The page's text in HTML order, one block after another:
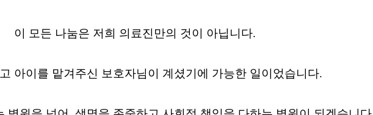
이 모든 나눔은 저희 의료진만의 것이 아닙니다.
아이를 맡겨주신 보호자님이 계셨기에 가능한 일이었습니다.